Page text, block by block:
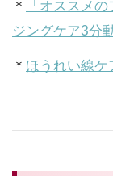
＊
「オススメ
ジングケア3分
＊ ほうれい線ケ